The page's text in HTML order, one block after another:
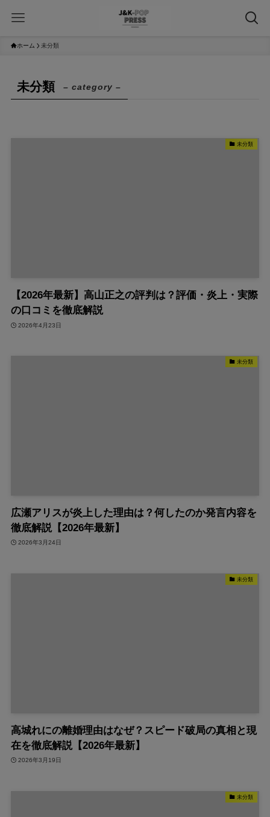
ホーム 未分類
未分類 – category –
未分類
【2026年最新】高山正之の評判は？評価・炎上・実際
の口コミを徹底解説
2026年4月23日
未分類
広瀬アリスが炎上した理由は？何したのか発言内容を
徹底解説【2026年最新】
2026年3月24日
未分類
高城れにの離婚理由はなぜ？スピード破局の真相と現
在を徹底解説【2026年最新】
2026年3月19日
未分類